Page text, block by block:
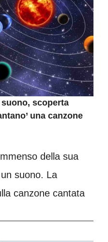
scoperta
una canzone
della sua
suono. La
canzone cantata